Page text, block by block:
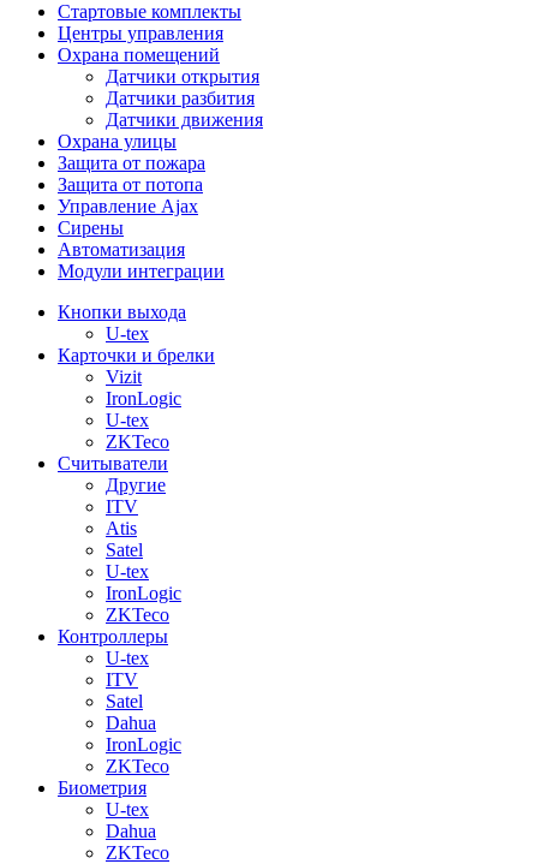
Стартовые комплекты
Центры управления
Охрана помещений
Датчики открытия
Датчики разбития
Датчики движения
Охрана улицы
Защита от пожара
Защита от потопа
Управление Ajax
Сирены
Автоматизация
Модули интеграции
Кнопки выхода
U-tex
Карточки и брелки
Vizit
IronLogic
U-tex
ZKTeco
Считыватели
Другие
ITV
Atis
Satel
U-tex
IronLogic
ZKTeco
Контроллеры
U-tex
ITV
Satel
Dahua
IronLogic
ZKTeco
Биометрия
U-tex
Dahua
ZKTeco